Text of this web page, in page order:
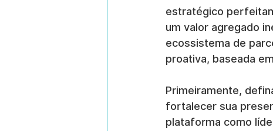
estratégico
um valor agregado
ecossistema de
proativa, baseada
Primeiramente,
fortalecer sua
plataforma como